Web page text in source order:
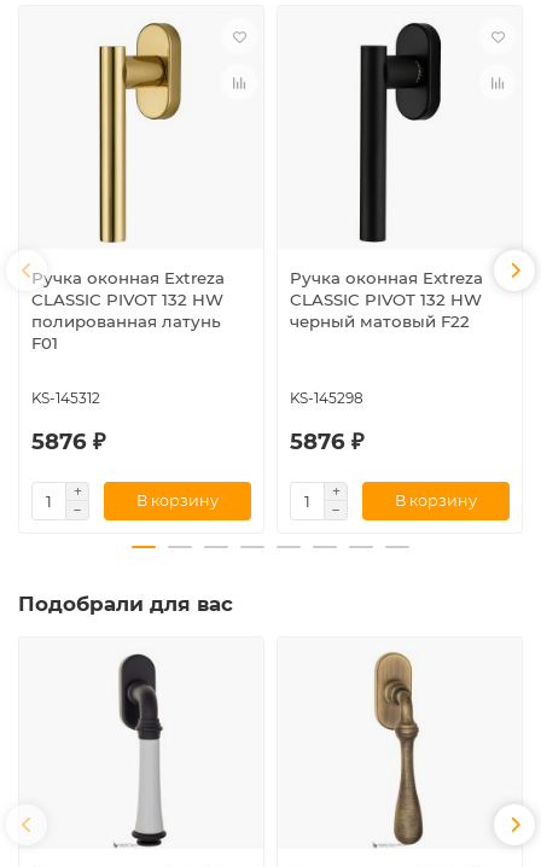
Ручка оконная Extreza
CLASSIC PIVOT 132 HW
полированная латунь
F01
KS-145312
5876 ₽
В корзину
Ручка оконная Extreza
CLASSIC PIVOT 132 HW
черный матовый F22
KS-145298
5876 ₽
В корзину
Подобрали для вас